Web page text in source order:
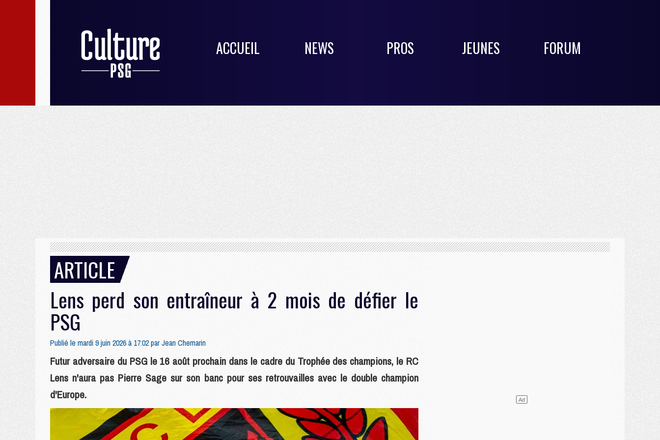
ACCUEIL NEWS PROS JEUNES FORUM
ARTICLE
Lens perd son entraîneur à 2 mois de défier le
PSG
Publié le mardi 9 juin 2026 à 17:02 parJean Chemarin
Futur adversaire du PSG le 16 août prochain dans le cadre du Trophée des champions, le RC
Lens n'aura pas Pierre Sage sur son banc pour ses retrouvailles avec le double champion
d'Europe.